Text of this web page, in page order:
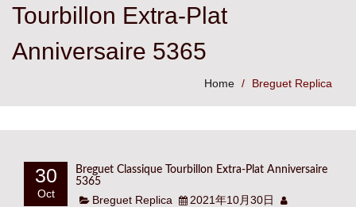
Tourbillon Extra-Plat
Anniversaire 5365
Home Breguet Replica
30
Oct
Breguet Classique Tourbillon Extra-Plat Anniversaire
5365
Breguet Replica
2021年10月30日